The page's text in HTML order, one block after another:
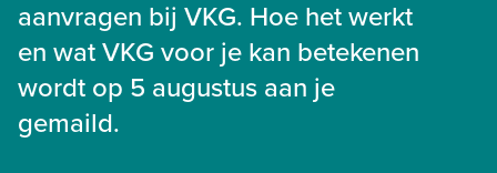
aanvragen bij VKG. Hoe het werkt
en wat VKG voor je kan betekenen
wordt op 5 augustus aan je
gemaild.